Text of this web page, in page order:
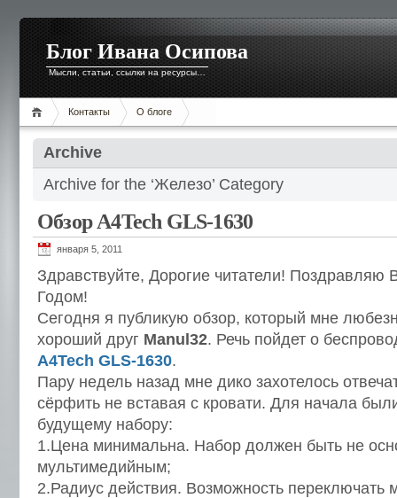
Блог Ивана Осипова
Мысли, статьи, ссылки на ресурсы…
Контакты О блоге
Archive
Archive for the ‘Железо’ Category
Обзор A4Tech GLS-1630
января 5, 2011
Здравствуйте, Дорогие читатели! Поздравляю
Годом!
Сегодня я публикую обзор, который мне
хороший друг Manul32. Речь пойдет о
A4Tech GLS-1630.
Пару недель назад мне дико захотелось
сёрфить не вставая с кровати. Для начала
будущему набору:
1.Цена минимальна. Набор должен быть не
мультимедийным;
2.Радиус действия. Возможность переключать